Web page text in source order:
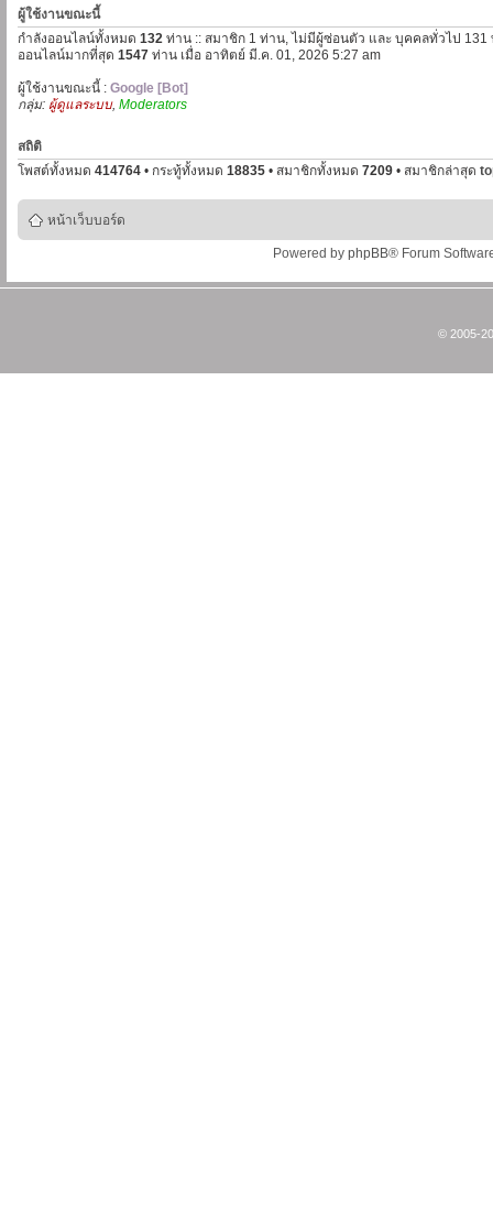
ผู้ใช้งานขณะนี้
กำลังออนไลน์ทั้งหมด 132 ท่าน :: สมาชิก 1 ท่าน, ไม่มีผู้ซ่อนตัว และ บุคคลทั่วไป
ออนไลน์มากที่สุด 1547 ท่าน เมื่อ อาทิตย์ มี.ค. 01, 2026 5:27 am
ผู้ใช้งานขณะนี้ : Google [Bot]
กลุ่ม: ผู้ดูแลระบบ, Moderators
สถิติ
โพสต์ทั้งหมด 414764 • กระทู้ทั้งหมด 18835 • สมาชิกทั้งหมด 7209 • สมาชิกล่าสุด
หน้าเว็บบอร์ด
Powered by phpBB® Forum
© 2005-